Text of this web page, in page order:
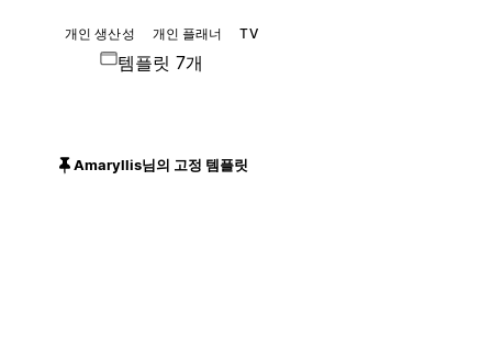
개인 생산성 개인 플래너 TV
템플릿 7개
Amaryllis님의 고정 템플릿